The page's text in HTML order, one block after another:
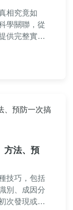
相究竟如
學關聯，從
供完整實用
。
方法、預
技巧，包括
別、成因分
次發現或長